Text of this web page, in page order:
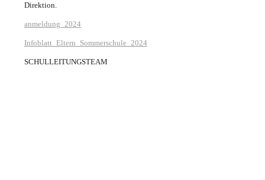
Direktion.
anmeldung_2024
Infoblatt_Eltern_Sommerschule_2024
SCHULLEITUNGSTEAM